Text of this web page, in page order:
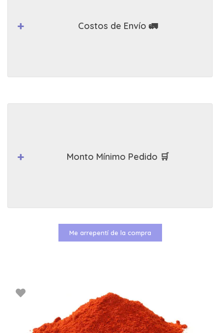
Costos de Envío 🚛
Monto Mínimo Pedido 🛒
Me arrepentí de la compra